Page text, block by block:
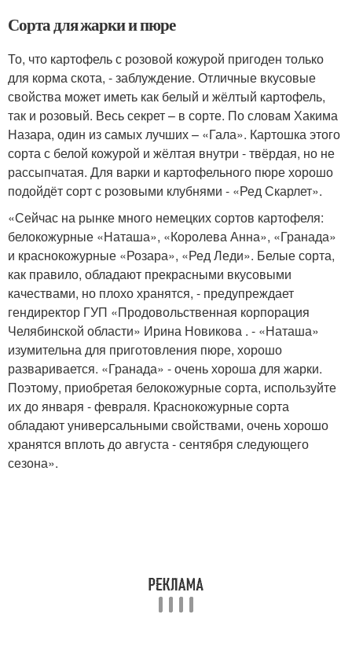
Сорта для жарки и пюре
То, что картофель с розовой кожурой пригоден только
для корма скота, - заблуждение. Отличные вкусовые
свойства может иметь как белый и жёлтый картофель,
так и розовый. Весь секрет – в сорте. По словам Хакима
Назара, один из самых лучших – «Гала». Картошка этого
сорта с белой кожурой и жёлтая внутри - твёрдая, но не
рассыпчатая. Для варки и картофельного пюре хорошо
подойдёт сорт с розовыми клубнями - «Ред Скарлет».
«Сейчас на рынке много немецких сортов картофеля:
белокожурные «Наташа», «Королева Анна», «Гранада»
и краснокожурные «Розара», «Ред Леди». Белые сорта,
как правило, обладают прекрасными вкусовыми
качествами, но плохо хранятся, - предупреждает
гендиректор ГУП «Продовольственная корпорация
Челябинской области» Ирина Новикова . - «Наташа»
изумительна для приготовления пюре, хорошо
разваривается. «Гранада» - очень хороша для жарки.
Поэтому, приобретая белокожурные сорта, используйте
их до января - февраля. Краснокожурные сорта
обладают универсальными свойствами, очень хорошо
хранятся вплоть до августа - сентября следующего
сезона».